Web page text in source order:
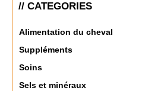
// CATEGORIES
Alimentation du cheval
Suppléments
Soins
Sels et minéraux